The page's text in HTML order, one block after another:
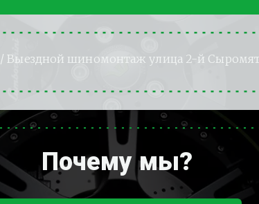
/ Выездной шиномонтаж улица 2-й
Почему мы?